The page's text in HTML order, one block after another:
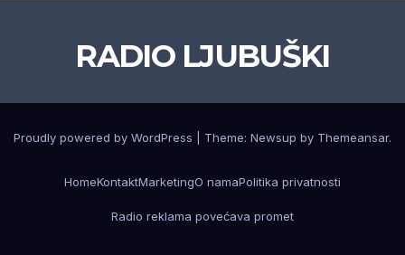
RADIO LJUBUŠKI
Proudly powered by WordPress Theme: Newsup by Themeansar.
HomeKontaktMarketingO namaPolitika privatnosti
Radio reklama povećava promet